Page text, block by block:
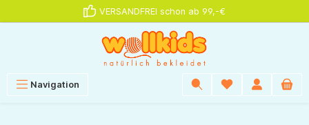
VERSANDFREI schon ab 99,-€
Navigation